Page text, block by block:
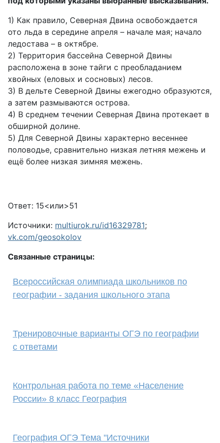
1) Как правило, Северная Двина освобождается
ото льда в середине апреля – начале мая; начало
ледостава – в октябре.
2) Территория бассейна Северной Двины
расположена в зоне тайги с преобладанием
хвойных (еловых и сосновых) лесов.
3) В дельте Северной Двины ежегодно образуются,
а затем размываются острова.
4) В среднем течении Северная Двина протекает в
обширной долине.
5) Для Северной Двины характерно весеннее
половодье, сравнительно низкая летняя межень и
ещё более низкая зимняя межень.
Ответ: 15<или>51
Источники: multiurok.ru/id16329781;
vk.com/geosokolov
Связанные страницы:
Всероссийская олимпиада школьников по
географии - задания школьного этапа
Тренировочные варианты ОГЭ по географии
с ответами
Контрольная работа по теме «Население
России» 8 класс География
География ОГЭ Тема "Источники